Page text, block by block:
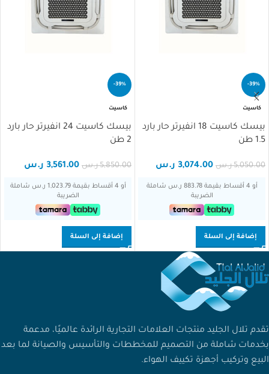
-39%
كاسيت
بيسك كاسيت 18 انفيرتر حار بارد
1.5 طن
5,050.00 ر.س 3,074.00 ر.س
أو 4 أقساط بقيمة 883.78 ر.س شاملة
الضريبة
إضافة إلى السلة
-39%
كاسيت
بيسك كاسيت 24 انفيرتر حار بارد
2 طن
5,850.00 ر.س 3,561.00 ر.س
أو 4 أقساط بقيمة 1,023.79 ر.س شاملة
الضريبة
إضافة إلى السلة
تقدم تلال الجليد منتجات العلامات التجارية الرائدة عالميًا، مدعمة
بخدمات شاملة من التصميم للمخططات والتأسيس والصيانة لما بعد
البيع وتركيب أجهزة تكييف الهواء.